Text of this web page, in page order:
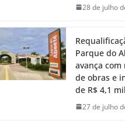
28 de julho
Parque do
avança com
de obras e
de R$ 4,1
27 de julho